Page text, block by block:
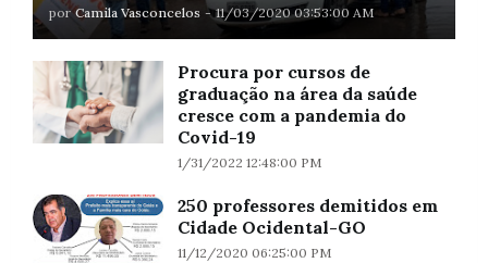
por Camila Vasconcelos - 11/03/2020 03:53:00 AM
Procura por cursos de
graduação na área da saúde
cresce com a pandemia do
Covid-19
1/31/2022 12:48:00 PM
250 professores demitidos em
Cidade Ocidental-GO
11/12/2020 06:25:00 PM